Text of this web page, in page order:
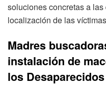
soluciones concretas a
localización de las
Madres
instalación de
los Desaparecidos